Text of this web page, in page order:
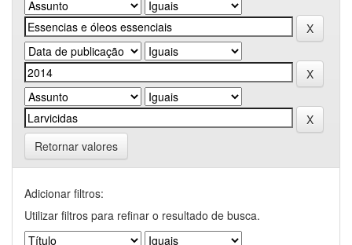
Retornar valores
Adicionar filtros:
Utilizar filtros para refinar o resultado de busca.